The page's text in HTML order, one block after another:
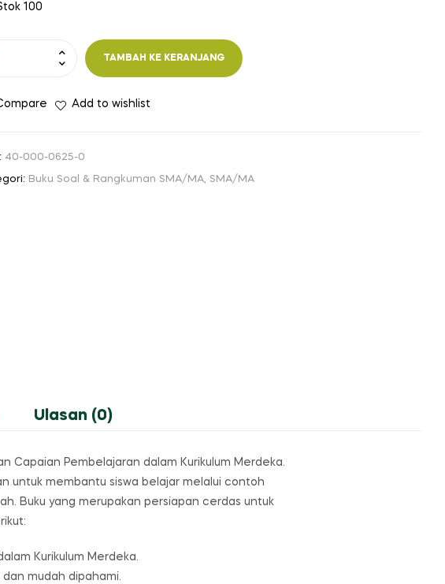
100
TAMBAH KE KERANJANG
Add to wishlist
40-000-0625-0
Buku Soal & Rangkuman SMA/MA, SMA/MA
Ulasan (0)
Capaian Pembelajaran dalam Kurikulum Merdeka.
untuk membantu siswa belajar melalui contoh
Buku yang merupakan persiapan cerdas untuk
Kurikulum Merdeka.
mudah dipahami.